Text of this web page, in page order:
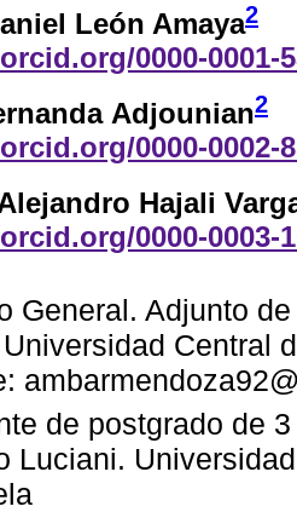
León Amaya2
0000-0001-
Adjounian2
0000-0002-
Hajali
0000-0003-
General. Adjunto
Central
de postgrado de
Luciani.